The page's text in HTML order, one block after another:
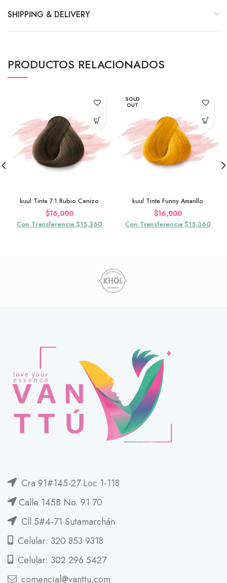
SHIPPING & DELIVERY
PRODUCTOS RELACIONADOS
kuul Tinte 7.1 Rubio Cenizo
$16,000
Con Transferencia $15,360
SOLD
OUT
kuul Tinte Funny Amarillo
$16,000
Con Transferencia $15,360
Cra 91#145-27 Loc 1-118
Calle 145B No. 91 70
Cll 5#4-71 Sutamarchán
Celular: 320 853 9318
Celular: 302 296 5427
comencial@vanttu.com